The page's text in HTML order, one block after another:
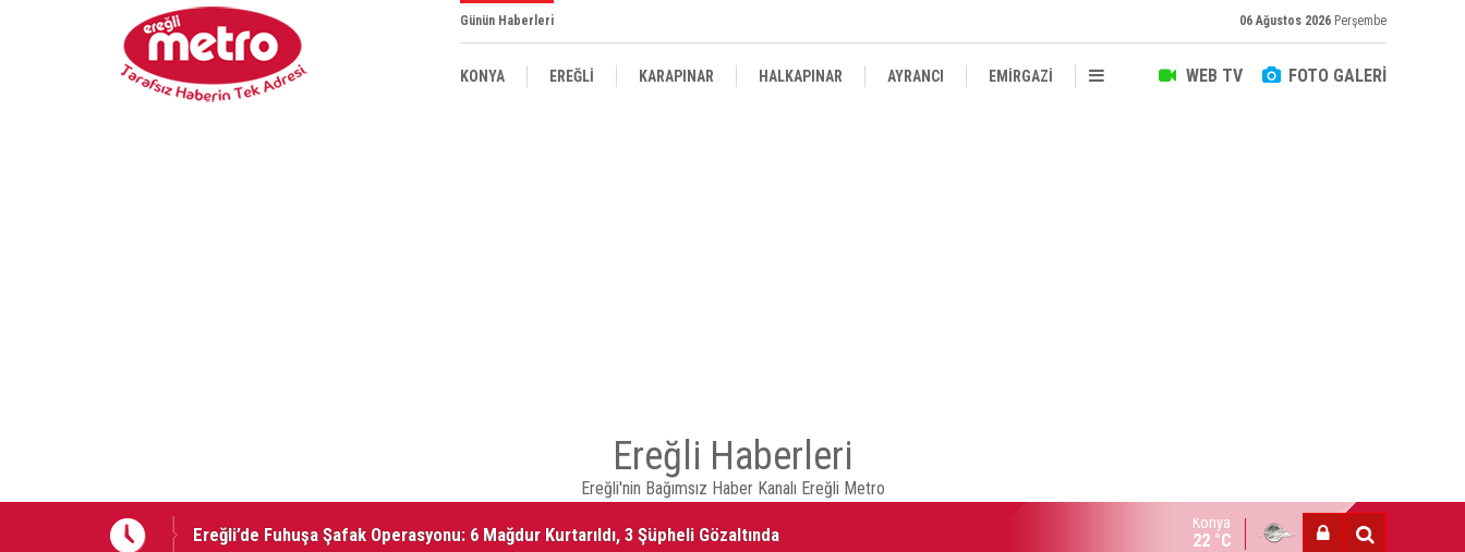
Günün Haberleri 06 Ağustos 2026 Perşembe
WEB TV FOTO GALERİ
KONYA EREĞLİ KARAPINAR HALKAPINAR AYRANCI EMİRGAZİ
Ereğli Haberleri
Ereğli'nin Bağımsız Haber Kanalı Ereğli Metro
Ereğli’de Fuhuşa Şafak Operasyonu: 6 Mağdur Kurtarıldı, 3 Şüpheli Gözaltında
05 AĞUSTOS 2026 Tarihinde Ereğli’de Vefat Edenler
ŞAHESTE HOTAMIŞ VEFAT ETTİ
Konya
22 °C